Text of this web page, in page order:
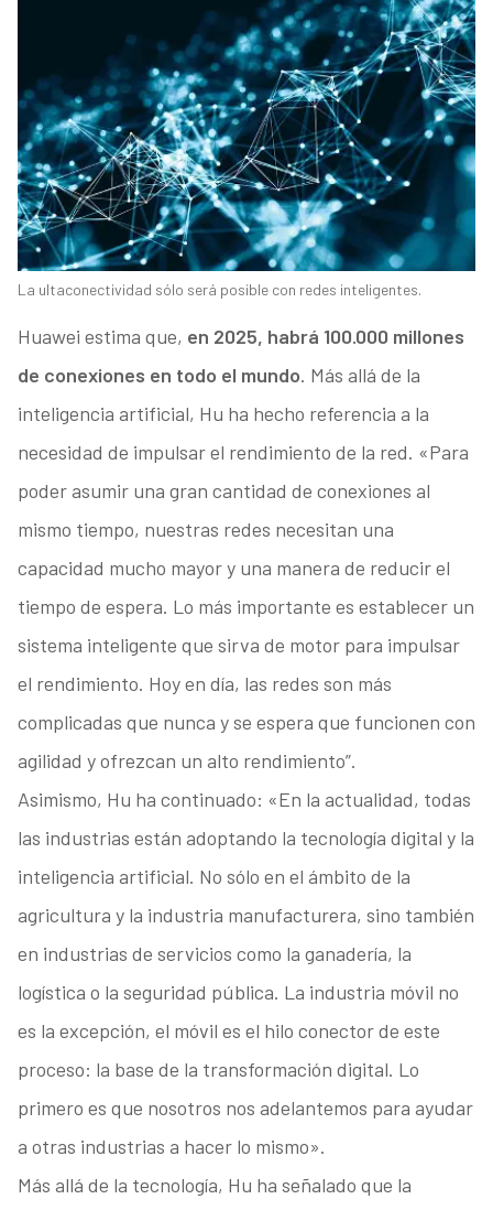
La ultaconectividad sólo será posible con redes inteligentes.
Huawei estima que, en 2025, habrá 100.000 millones
de conexiones en todo el mundo. Más allá de la
inteligencia artificial, Hu ha hecho referencia a la
necesidad de impulsar el rendimiento de la red. «Para
poder asumir una gran cantidad de conexiones al
mismo tiempo, nuestras redes necesitan una
capacidad mucho mayor y una manera de reducir el
tiempo de espera. Lo más importante es establecer un
sistema inteligente que sirva de motor para impulsar
el rendimiento. Hoy en día, las redes son más
complicadas que nunca y se espera que funcionen con
agilidad y ofrezcan un alto rendimiento”.
Asimismo, Hu ha continuado: «En la actualidad, todas
las industrias están adoptando la tecnología digital y la
inteligencia artificial. No sólo en el ámbito de la
agricultura y la industria manufacturera, sino también
en industrias de servicios como la ganadería, la
logística o la seguridad pública. La industria móvil no
es la excepción, el móvil es el hilo conector de este
proceso: la base de la transformación digital. Lo
primero es que nosotros nos adelantemos para ayudar
a otras industrias a hacer lo mismo».
Más allá de la tecnología, Hu ha señalado que la